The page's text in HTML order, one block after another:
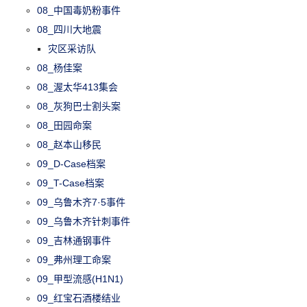
08_中国毒奶粉事件
08_四川大地震
灾区采访队
08_杨佳案
08_渥太华413集会
08_灰狗巴士割头案
08_田园命案
08_赵本山移民
09_D-Case档案
09_T-Case档案
09_乌鲁木齐7·5事件
09_乌鲁木齐针刺事件
09_吉林通钢事件
09_弗州理工命案
09_甲型流感(H1N1)
09_红宝石酒楼结业